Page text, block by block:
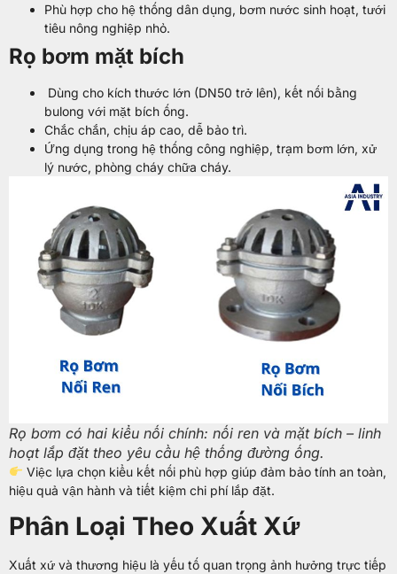
Phù hợp cho hệ thống dân dụng, bơm nước sinh hoạt, tưới
tiêu nông nghiệp nhỏ.
Rọ bơm mặt bích
Dùng cho kích thước lớn (DN50 trở lên), kết nối bằng
bulong với mặt bích ống.
Chắc chắn, chịu áp cao, dễ bảo trì.
Ứng dụng trong hệ thống công nghiệp, trạm bơm lớn, xử
lý nước, phòng cháy chữa cháy.
Rọ bơm có hai kiểu nối chính: nối ren và mặt bích – linh
hoạt lắp đặt theo yêu cầu hệ thống đường ống.
Việc lựa chọn kiểu kết nối phù hợp giúp đảm bảo tính an toàn,
hiệu quả vận hành và tiết kiệm chi phí lắp đặt.
Phân Loại Theo Xuất Xứ
Xuất xứ và thương hiệu là yếu tố quan trọng ảnh hưởng trực tiếp